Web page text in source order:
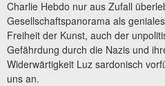
Charlie Hebdo nur aus Zufall
Gesellschaftspanorama als
Freiheit der Kunst, auch der
Gefährdung durch die Nazis und
Widerwärtigkeit Luz sardonisch
uns an.